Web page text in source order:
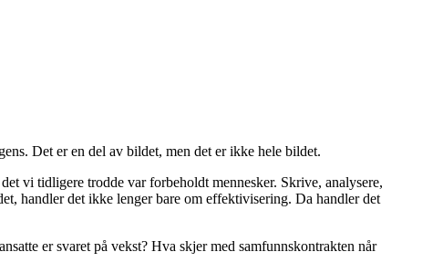
Det er en del av bildet, men det er ikke hele bildet.
vi tidligere trodde var forbeholdt mennesker. Skrive, analysere,
handler det ikke lenger bare om effektivisering. Da handler det
er svaret på vekst? Hva skjer med samfunnskontrakten når